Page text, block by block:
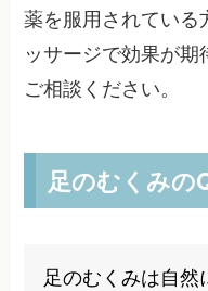
薬を服用されている
ッサージで効果が期
ご相談ください。
足のむくみの
足のむくみは自然